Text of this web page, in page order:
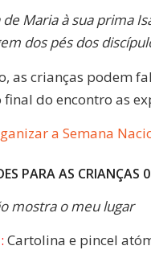
de Maria à sua prima
dos pés dos
as crianças podem
final do encontro as
a Semana
PARA AS CRIANÇAS
mostra o meu lugar
Cartolina e pincel